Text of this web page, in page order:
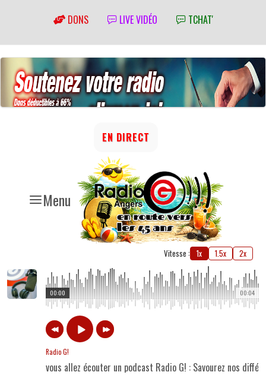
DONS LIVE VIDÉO TCHAT'
Menu
EN DIRECT
Vitesse : 1x 1.5x 2x
00:04
00:00
Radio G!
vous allez écouter un podcast Radio G! : Savourez nos